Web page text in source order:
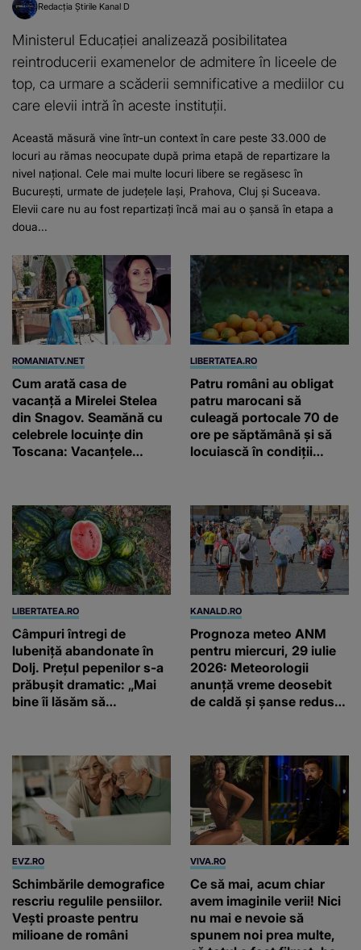
Redacția Știrile Kanal D
Ministerul Educației analizează posibilitatea
reintroducerii examenelor de admitere în liceele de
top, ca urmare a scăderii semnificative a mediilor cu
care elevii intră în aceste instituții.
Această măsură vine într-un context în care peste 33.000 de
locuri au rămas neocupate după prima etapă de repartizare la
nivel național. Cele mai multe locuri libere se regăsesc în
București, urmate de județele Iași, Prahova, Cluj și Suceava.
Elevii care nu au fost repartizați încă mai au o șansă în etapa a
doua...
ROMANIATV.NET
Cum arată casa de
vacanță a Mirelei Stelea
din Snagov. Seamănă cu
celebrele locuințe din
Toscana: Vacanţele
amprenta
LIBERTATEA.RO
Patru români au obligat
patru marocani să
culeagă portocale 70 de
ore pe săptămână și să
locuiască în condiții
LIBERTATEA.RO
Câmpuri întregi de
lubeniță abandonate în
Dolj. Prețul pepenilor s-a
prăbușit dramatic: „Mai
bine îi lăsăm să
KANALD.RO
Prognoza meteo ANM
pentru miercuri, 29 iulie
2026: Meteorologii
anunță vreme deosebit
de caldă și șanse reduse
EVZ.RO
Schimbările demografice
rescriu regulile pensiilor.
Vești proaste pentru
milioane de români
VIVA.RO
Ce să mai, acum chiar
avem imaginile verii! Nici
nu mai e nevoie să
spunem noi prea multe,